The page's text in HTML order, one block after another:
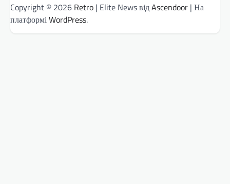
Copyright © 2026 Retro | Elite News відAscendoor | На
платформіWordPress.